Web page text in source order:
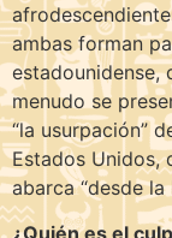
ambas forman
estadounidense,
menudo se
“la usurpación”
Estados Unidos,
abarca “desde la
¿Quién es el